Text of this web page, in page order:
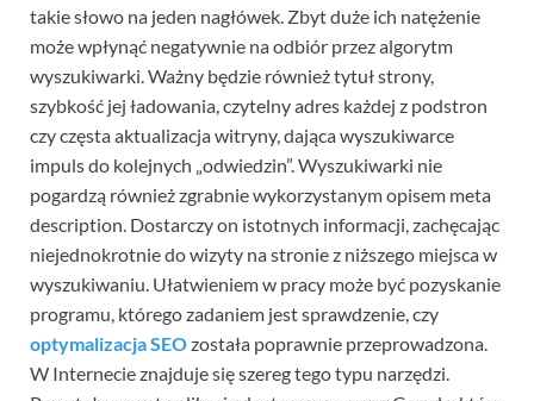
takie słowo na jeden nagłówek. Zbyt duże ich natężenie
może wpłynąć negatywnie na odbiór przez algorytm
wyszukiwarki. Ważny będzie również tytuł strony,
szybkość jej ładowania, czytelny adres każdej z podstron
czy częsta aktualizacja witryny, dająca wyszukiwarce
impuls do kolejnych „odwiedzin”. Wyszukiwarki nie
pogardzą również zgrabnie wykorzystanym opisem meta
description. Dostarczy on istotnych informacji, zachęcając
niejednokrotnie do wizyty na stronie z niższego miejsca w
wyszukiwaniu. Ułatwieniem w pracy może być pozyskanie
programu, którego zadaniem jest sprawdzenie, czy
optymalizacja SEOzostała poprawnie przeprowadzona.
W Internecie znajduje się szereg tego typu narzędzi.